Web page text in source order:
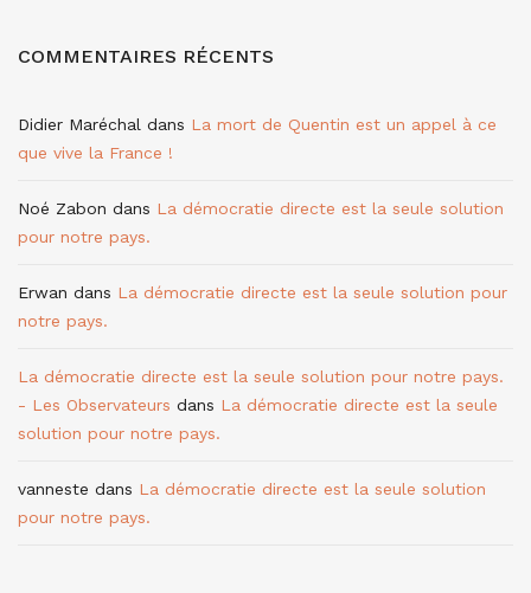
COMMENTAIRES RÉCENTS
Didier Maréchal dans La mort de Quentin est un appel à ce
que vive la France !
Noé Zabon dans La démocratie directe est la seule solution
pour notre pays.
Erwan dans La démocratie directe est la seule solution pour
notre pays.
La démocratie directe est la seule solution pour notre pays.
- Les Observateurs dans La démocratie directe est la seule
solution pour notre pays.
vanneste dans La démocratie directe est la seule solution
pour notre pays.